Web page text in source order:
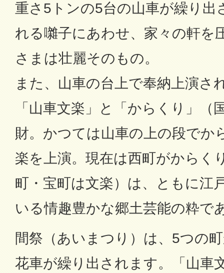
重さ5トンの5台の山車が繰り出
れる囃子にあわせ、家々の軒を
さまは壮麗そのもの。
また、山車の台上で奉納上演さ
「山車文楽」と「からくり」（
財。かつては山車の上の段でか
楽を上演。現在は西町がからく
町・宝町は文楽）は、ともに江
いる情趣豊かな郷土芸能の粋で
間祭（あいまつり）は、5つの
花車が繰り出されます。「山車